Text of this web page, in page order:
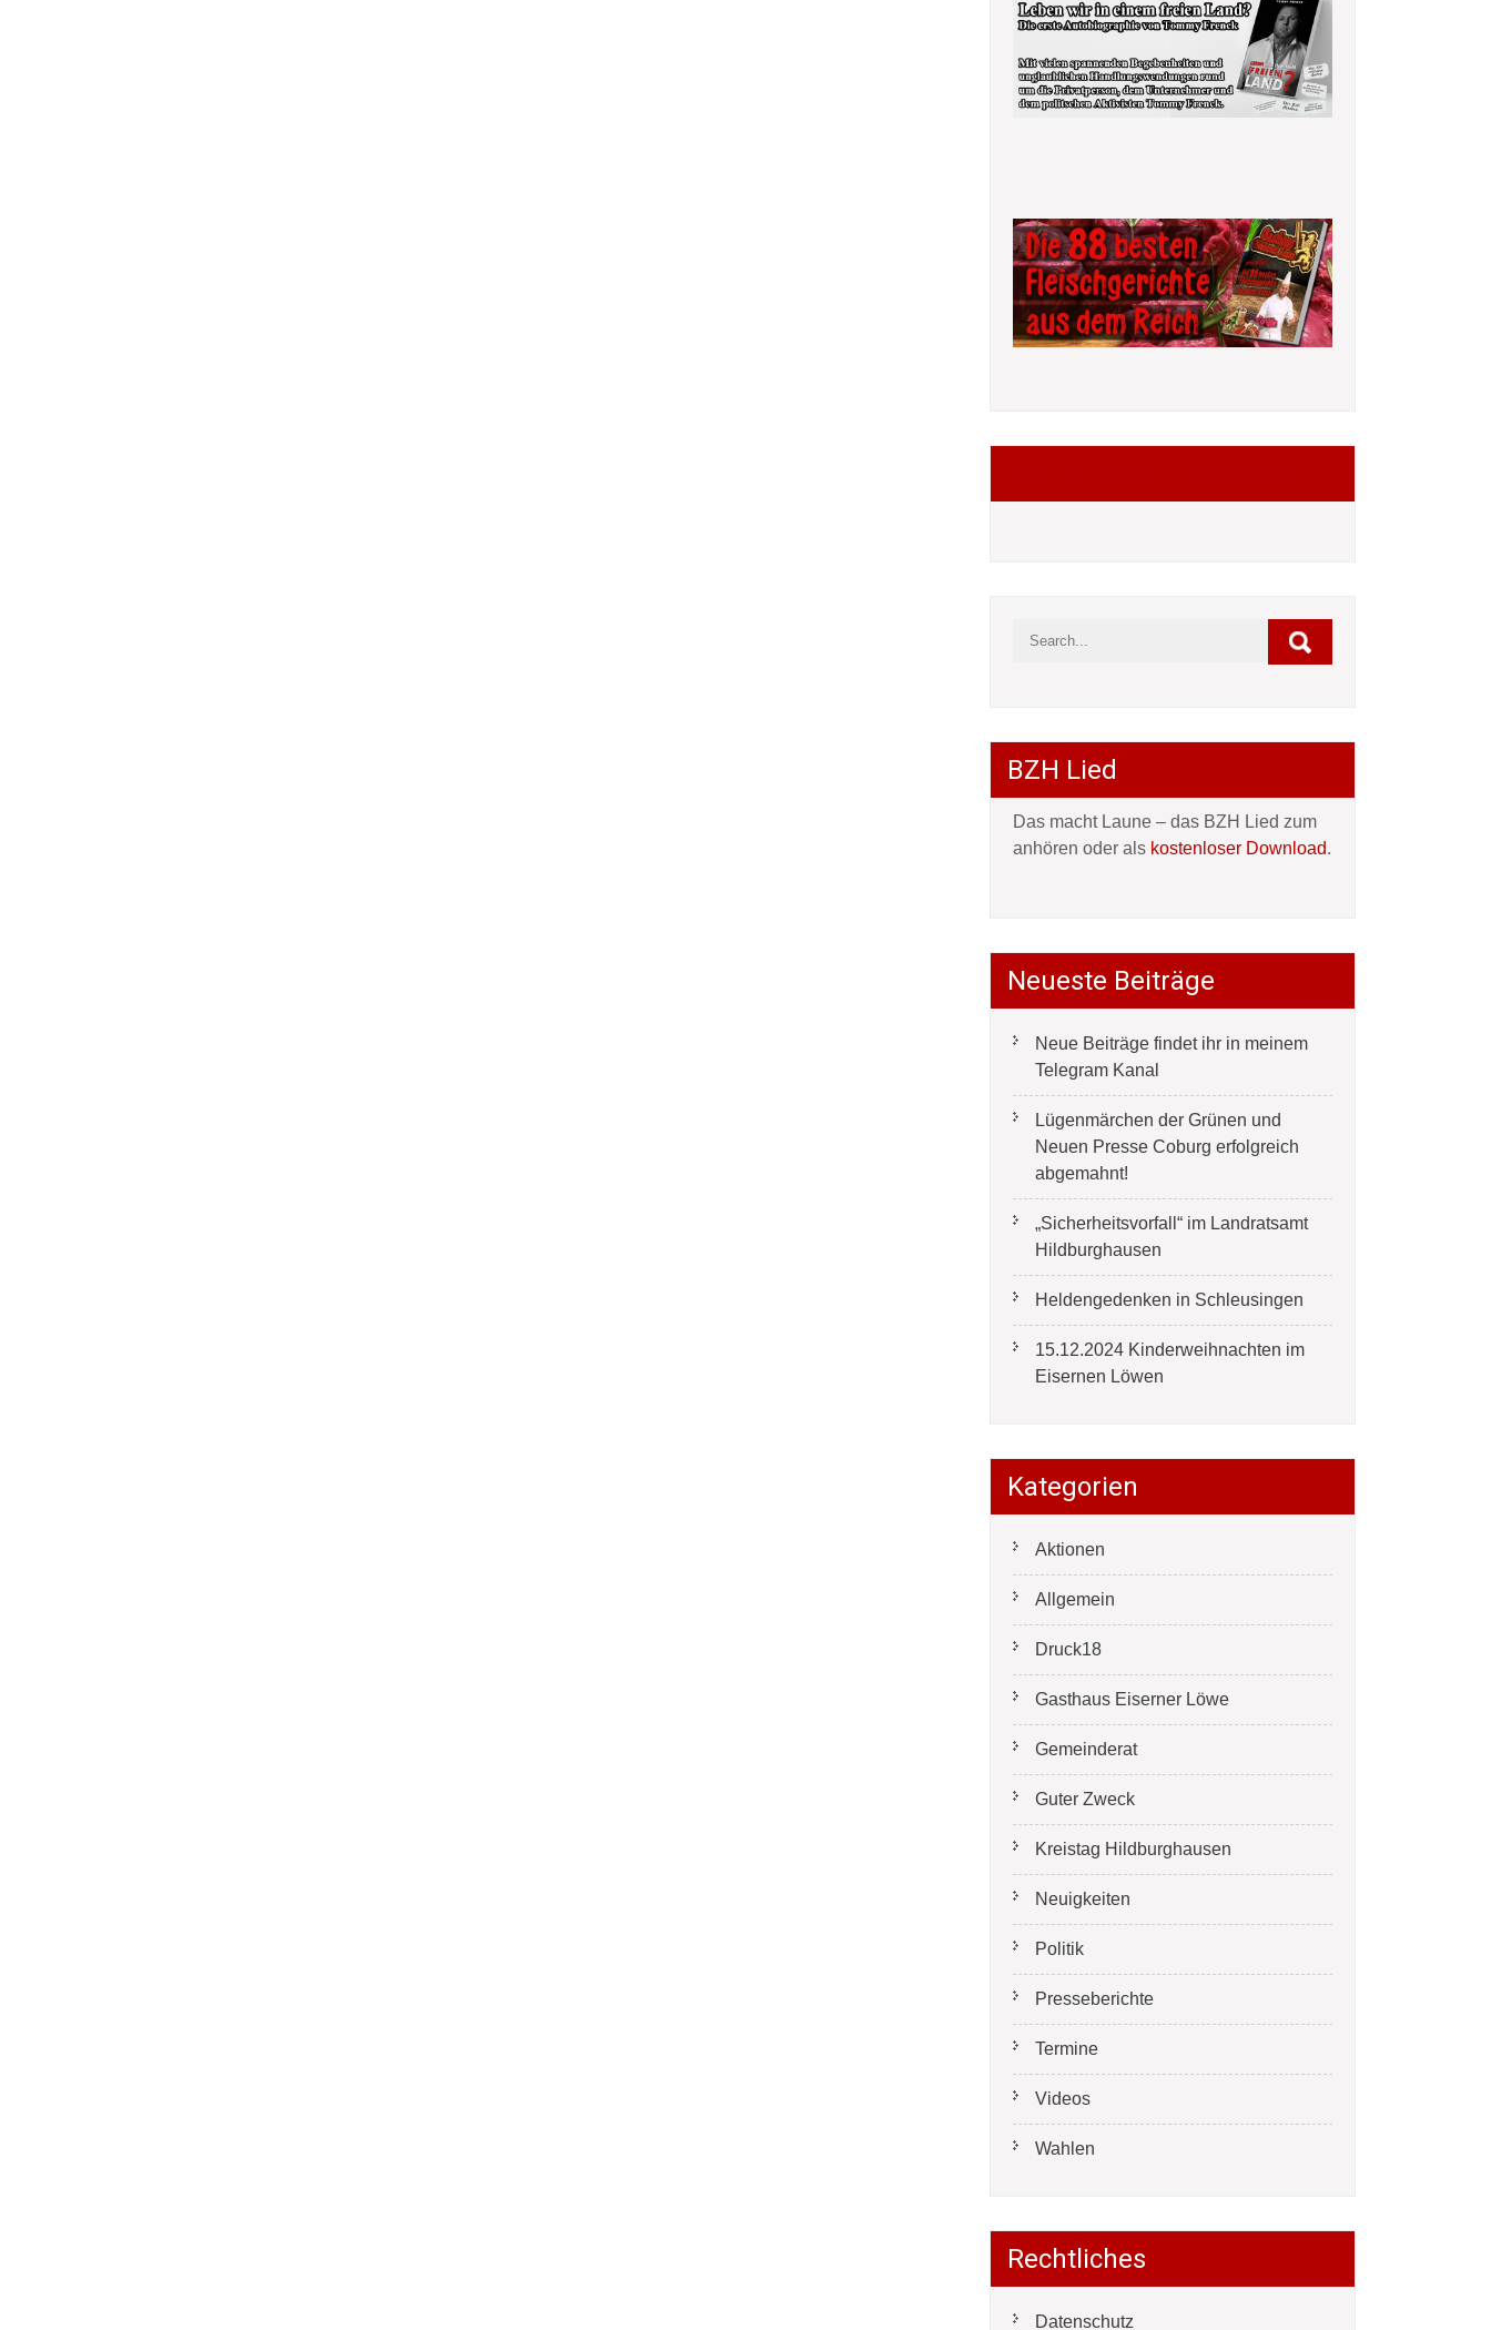
BZH Lied
Das macht Laune – das BZH Lied zum
anhören oder als kostenloser Download.
Neueste Beiträge
Neue Beiträge findet ihr in meinem
Telegram Kanal
Lügenmärchen der Grünen und
Neuen Presse Coburg erfolgreich
abgemahnt!
„Sicherheitsvorfall“ im Landratsamt
Hildburghausen
Heldengedenken in Schleusingen
15.12.2024 Kinderweihnachten im
Eisernen Löwen
Kategorien
Aktionen
Allgemein
Druck18
Gasthaus Eiserner Löwe
Gemeinderat
Guter Zweck
Kreistag Hildburghausen
Neuigkeiten
Politik
Presseberichte
Termine
Videos
Wahlen
Rechtliches
Datenschutz